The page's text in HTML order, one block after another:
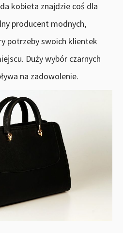
kobieta znajdzie coś dla
producent modnych,
potrzeby swoich klientek
Duży wybór czarnych
na zadowolenie.